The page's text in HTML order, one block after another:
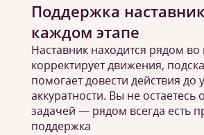
Поддержка
каждом этапе
Наставник находится рядом
корректирует движения,
помогает довести действия до
аккуратности. Вы не остаетесь
задачей — рядом всегда есть
поддержка